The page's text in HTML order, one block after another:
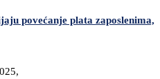
povećanje plata zaposlenima,